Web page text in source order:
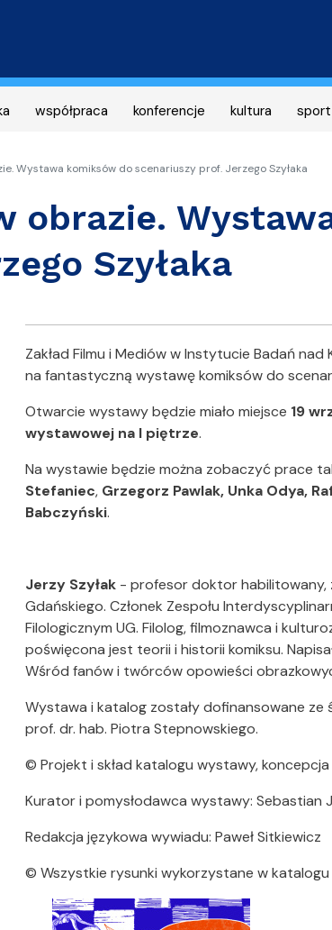
współpraca konferencje kultura sport
Wystawa komiksów do scenariuszy prof. Jerzego Szyłaka
obrazie.
Szyłaka
Zakład Filmu i Mediów w Instytucie Badań
na fantastyczną wystawę komiksów do
Otwarcie wystawy będzie miało miejsce 19
wystawowej na I piętrze.
Na wystawie będzie można zobaczyć prace
Stefaniec, Grzegorz Pawlak, Unka Odya,
Babczyński.
Jerzy Szyłak - profesor doktor habilitowany,
Gdańskiego. Członek Zespołu
Filologicznym UG. Filolog, filmoznawca i
poświęcona jest teorii i historii komiksu.
Wśród fanów i twórców opowieści
Wystawa i katalog zostały dofinansowane
prof. dr. hab. Piotra Stepnowskiego.
© Projekt i skład katalogu wystawy,
Kurator i pomysłodawca wystawy: Sebastian
Redakcja językowa wywiadu: Paweł Sitkiewicz
© Wszystkie rysunki wykorzystane w